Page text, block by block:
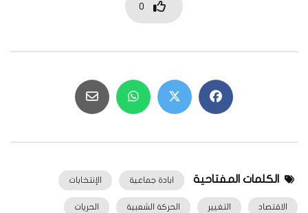
0
الكلمات المفتاحية ابادة جماعية الإنتخابات
الاقتصاد التغيير الحركة الشعبية الحريات